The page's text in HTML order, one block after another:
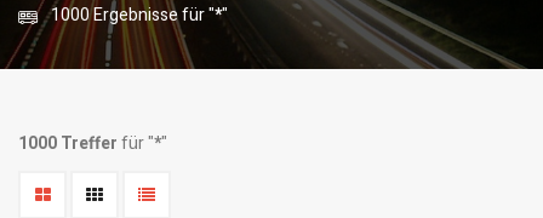
1000Ergebnisse für "*"
1000 Trefferfür "*"